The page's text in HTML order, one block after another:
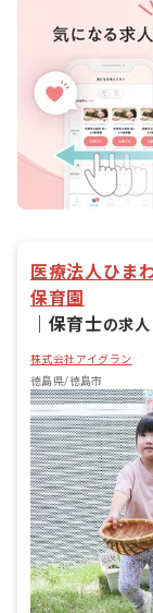
医療法人ひま
保育園
保育士の求人
株式会社アイグラン
徳島県/徳島市